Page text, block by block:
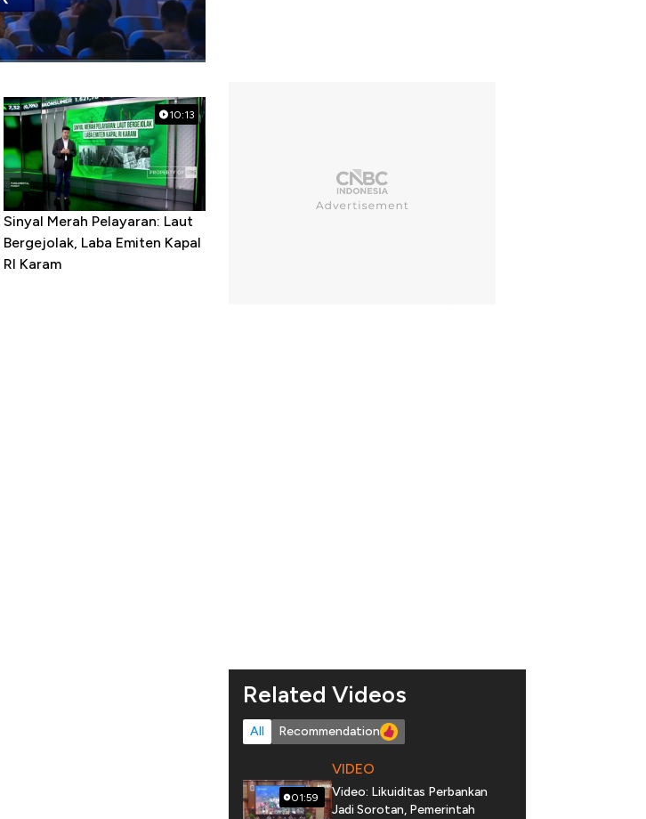
10:13
Sinyal Merah Pelayaran: Laut
Bergejolak, Laba Emiten Kapal
RI Karam
Related Videos
All Recommendation
01:59
VIDEO
Video: Likuiditas Perbankan
Jadi Sorotan, Pemerintah